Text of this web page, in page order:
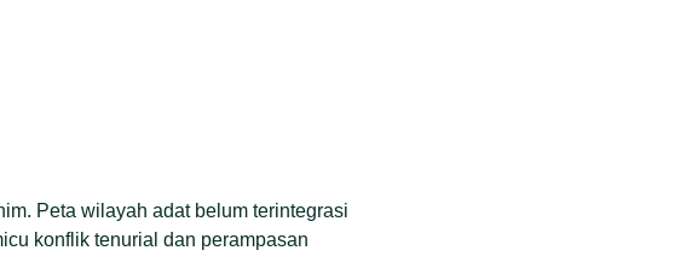
kesehatan, ekonomi hingga konflik
itu, lebih 7,3 juta hektar tumpang
Peta wilayah adat belum terintegrasi
konflik tenurial dan perampasan